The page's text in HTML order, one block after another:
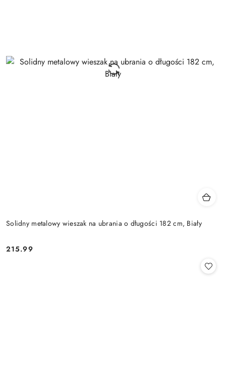
Solidny metalowy wieszak na ubrania o długości 182 cm, Biały
Cena:
215.99